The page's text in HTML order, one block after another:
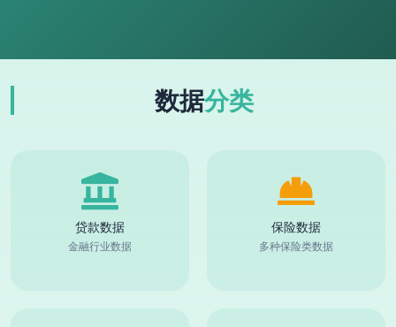
数据分类
贷款数据
金融行业数据
保险数据
多种保险类数据